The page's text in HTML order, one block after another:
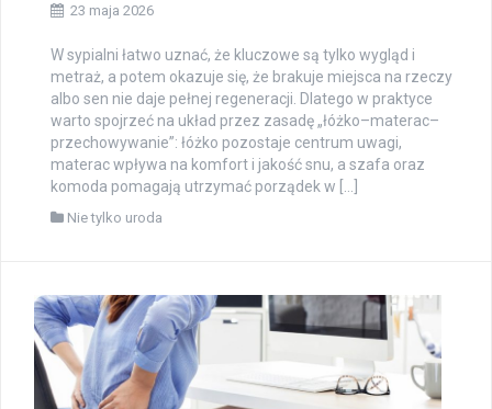
23 maja 2026
W sypialni łatwo uznać, że kluczowe są tylko wygląd i
metraż, a potem okazuje się, że brakuje miejsca na rzeczy
albo sen nie daje pełnej regeneracji. Dlatego w praktyce
warto spojrzeć na układ przez zasadę „łóżko–materac–
przechowywanie”: łóżko pozostaje centrum uwagi,
materac wpływa na komfort i jakość snu, a szafa oraz
komoda pomagają utrzymać porządek w […]
Nie tylko uroda